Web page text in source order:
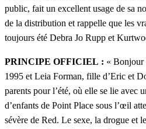
public, fait un excellent usage de sa
de la distribution et rappelle que les
toujours été Debra Jo Rupp et
PRINCIPE OFFICIEL : « Bonjour
1995 et Leia Forman, fille d’Eric et
parents pour l’été, où elle se lie avec
d’enfants de Point Place sous l’œil
sévère de Red. Le sexe, la drogue et